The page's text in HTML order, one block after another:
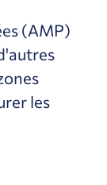
(AMP)
les